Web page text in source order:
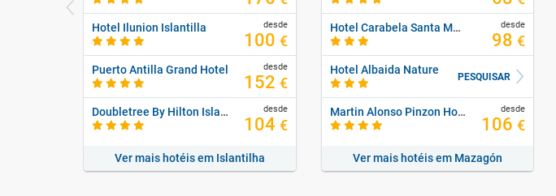
Hotel Ilunion Islantilla desde
100 €
Puerto Antilla Grand Hotel desde
152 €
Doubletree By Hilton Islantilla Beach Golf Resort desde
104 €
Ver mais hotéis em Islantilha
Hotel Carabela Santa Maria desde
98 €
Hotel Albaida Nature
PESQUISAR
Martin Alonso Pinzon Hotel Apartamento desde
106 €
Ver mais hotéis em Mazagón